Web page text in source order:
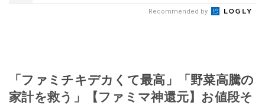
Recommended by
「ファミチキデカくて最高」「野菜高騰の
家計を救う」【ファミマ神還元】お値段そ